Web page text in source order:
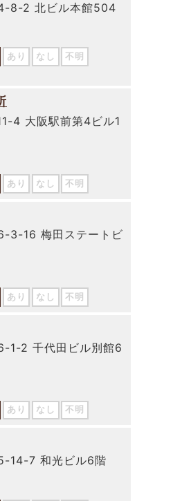
8-2 北ビル本館504
あり なし 不明
4 大阪駅前第4ビル1
あり なし 不明
3-16 梅田ステートビ
あり なし 不明
1-2 千代田ビル別館6
あり なし 不明
14-7 和光ビル6階